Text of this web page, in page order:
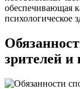
обеспечивающая
психологическое
зрителей и